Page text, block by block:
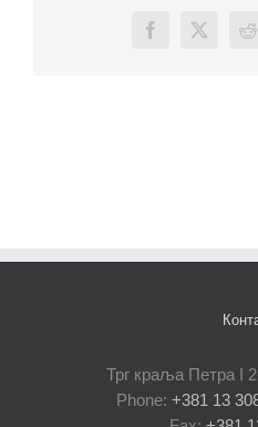
Facebook
X
Трг краља Петра I
Phone: +381 13